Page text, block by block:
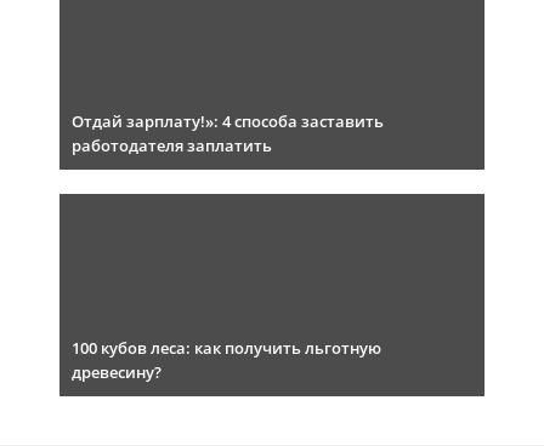
Отдай зарплату!»: 4 способа заставить
работодателя заплатить
100 кубов леса: как получить льготную
древесину?